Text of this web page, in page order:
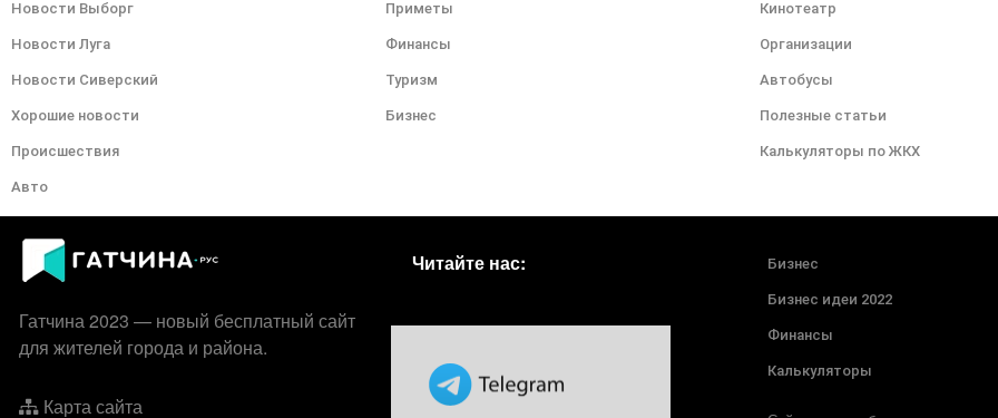
Новости Выборг
Новости Луга
Новости Сиверский
Хорошие новости
Происшествия
Авто
Приметы
Финансы
Туризм
Бизнес
Кинотеатр
Организации
Автобусы
Полезные статьи
Калькуляторы по ЖКХ
Гатчина 2023 — новый бесплатный сайт
для жителей города и района.
Карта сайта
Читайте нас: Бизнес
Бизнес идеи 2022
Финансы
Калькуляторы